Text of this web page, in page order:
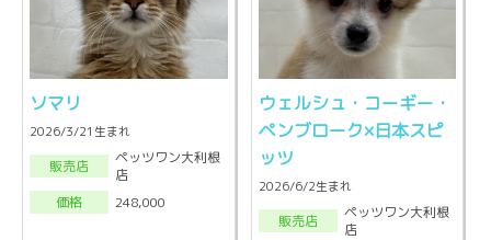
ソマリ
2026/3/21生まれ
販売店
ペッツワン大利根
店
価格
248,000
ウェルシュ・コーギー・
ペンブローク×日本スピ
ッツ
2026/6/2生まれ
販売店
ペッツワン大利根
店